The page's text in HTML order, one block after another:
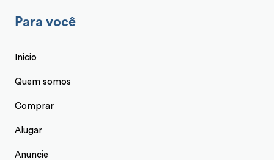
Para você
Inicio
Quem somos
Comprar
Alugar
Anuncie